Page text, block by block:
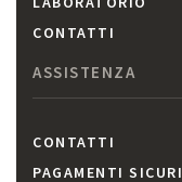
CONTATTI
ASSISTENZA
CONTATTI
PAGAMENTI SICURI